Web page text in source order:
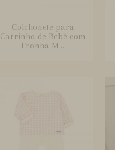
Colchonete para
Carrinho de Bebê com
Fronha M...